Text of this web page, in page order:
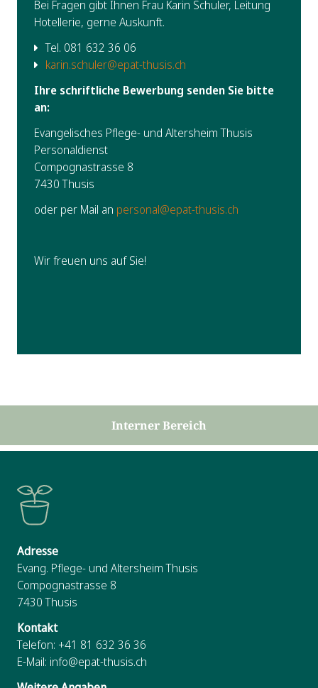
Bei Fragen gibt Ihnen Frau Karin Schuler, Leitung
Hotellerie, gerne Auskunft.
Tel. 081 632 36 06
karin.schuler@epat-thusis.ch
Ihre schriftliche Bewerbung senden Sie bitte
an:
Evangelisches Pflege- und Altersheim Thusis
Personaldienst
Compognastrasse 8
7430 Thusis
oder per Mail an personal@epat-thusis.ch
Wir freuen uns auf Sie!
Interner Bereich
Adresse
Evang. Pflege- und Altersheim Thusis
Compognastrasse 8
7430 Thusis
Kontakt
Telefon: +41 81 632 36 36
E-Mail: info@epat-thusis.ch